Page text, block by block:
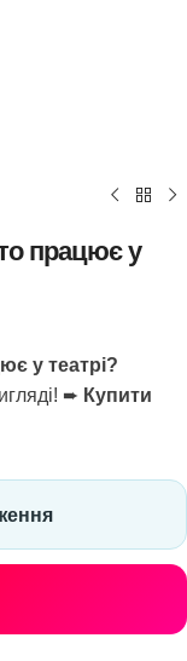
працює у
у театрі?
➨ Купити